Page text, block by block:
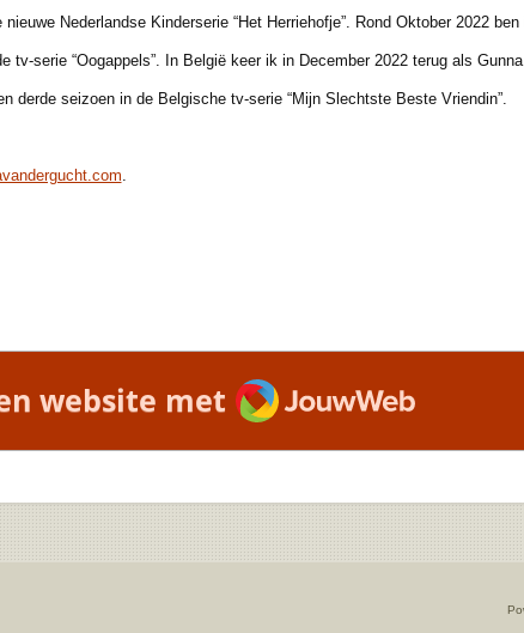
Nederlandse Kinderserie “Het Herriehofje”. Rond Oktober 2022 ben
“Oogappels”. In België keer ik in December 2022 terug als Gunna
seizoen in de Belgische tv-serie “Mijn Slechtste Beste Vriendin”.
.
website met JouwWeb